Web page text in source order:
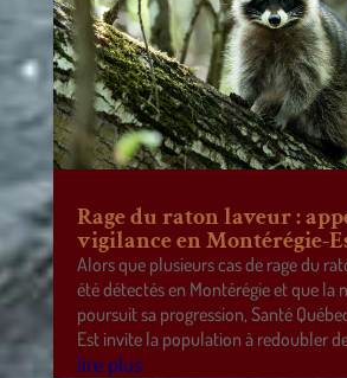
Rage du raton laveur :
vigilance en Montérégie-
Alors que plusieurs cas de rage du
été détectés en Montérégie et que la
poursuit sa progression, Santé
Est invite la population à redoubler
lire plus